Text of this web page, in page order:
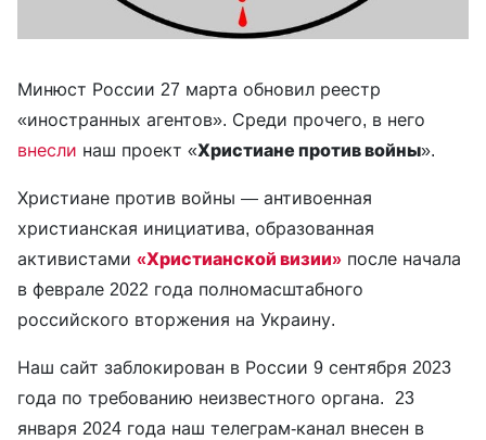
Минюст России 27 марта обновил реестр
«иностранных агентов». Среди прочего, в него
внесли наш проект «Христиане против войны».
Христиане против войны — антивоенная
христианская инициатива, образованная
активистами «Христианской визии» после начала
в феврале 2022 года полномасштабного
российского вторжения на Украину.
Наш сайт заблокирован в России 9 сентября 2023
года по требованию неизвестного органа. 23
января 2024 года наш телеграм-канал внесен в